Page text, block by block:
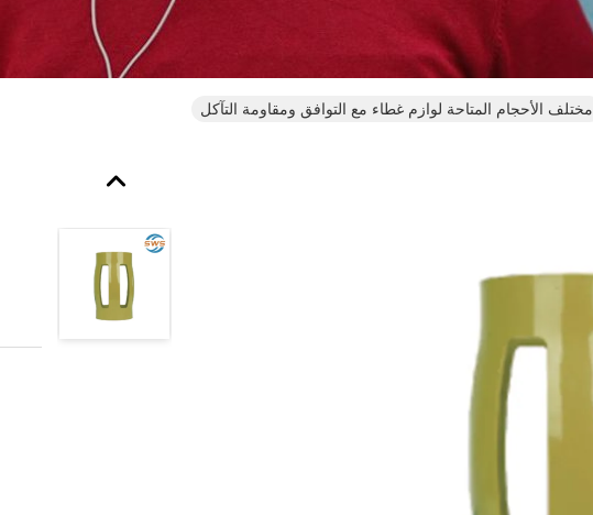
مختلف الأحجام المتاحة لوازم غطاء مع التوافق ومقاومة التآكل